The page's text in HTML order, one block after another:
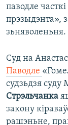
паводле
прэзыдэнта»,
зьняволеньня.
Суд на
Паводле
судзьдзя суду
Стрэльчанка
закону
рашэньне,